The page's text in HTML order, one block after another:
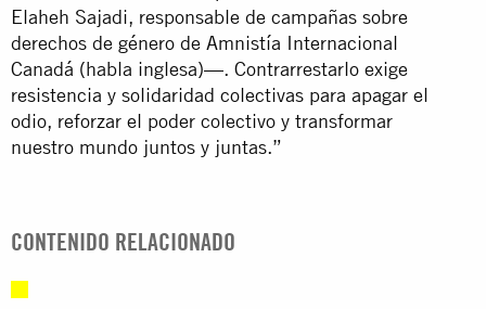
Elaheh Sajadi, responsable de campañas sobre
derechos de género de Amnistía Internacional
Canadá (habla inglesa)—. Contrarrestarlo exige
resistencia y solidaridad colectivas para apagar el
odio, reforzar el poder colectivo y transformar
nuestro mundo juntos y juntas.”
CONTENIDO RELACIONADO